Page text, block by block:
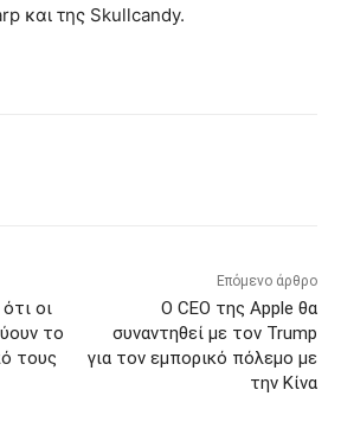
και της Skullcandy.
οι
το
τους
Επόμενο άρθρο
Ο CEO της Apple θα
συναντηθεί με τον Trump
για τον εμπορικό πόλεμο με
την Κίνα